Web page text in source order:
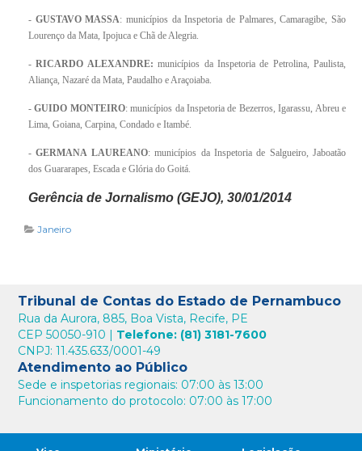
- GUSTAVO MASSA: municípios da Inspetoria de Palmares, Camaragibe, São
Lourenço da Mata, Ipojuca e Chã de Alegria.
-RICARDO ALEXANDRE: municípios da Inspetoria de Petrolina, Paulista,
Aliança, Nazaré da Mata, Paudalho e Araçoiaba.
-GUIDO MONTEIRO: municípios da Inspetoria de Bezerros, Igarassu, Abreu e
Lima, Goiana, Carpina, Condado e Itambé.
-GERMANA LAUREANO: municípios da Inspetoria de Salgueiro, Jaboatão
dos Guararapes, Escada e Glória do Goitá.
Gerência de Jornalismo (GEJO), 30/01/2014
Janeiro
Tribunal de Contas do Estado de Pernambuco
Rua da Aurora, 885, Boa Vista, Recife, PE
CEP 50050-910 | Telefone: (81) 3181-7600
CNPJ: 11.435.633/0001-49
Atendimento ao Público
Sede e inspetorias regionais: 07:00 às 13:00
Funcionamento do protocolo: 07:00 às 17:00